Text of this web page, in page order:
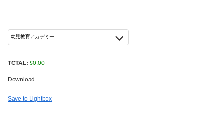
TOTAL: $0.00
Download
Save to Lightbox